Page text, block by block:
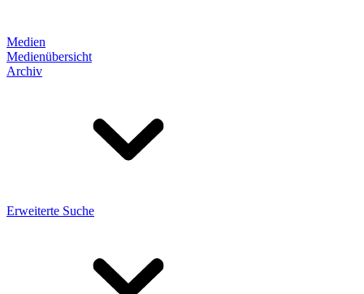
Medien
Medienübersicht
Archiv
Erweiterte Suche